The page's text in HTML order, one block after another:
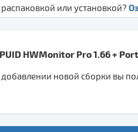
или установкой?
HWMonitor Pro 1.66 +
новой сборки вы